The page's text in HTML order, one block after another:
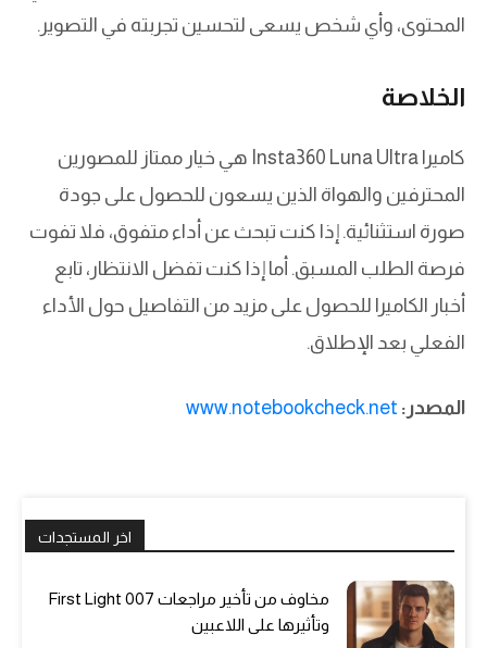
المحتوى، وأي شخص يسعى لتحسين تجربته في التصوير.
الخلاصة
كاميرا Insta360 Luna Ultra هي خيار ممتاز للمصورين
المحترفين والهواة الذين يسعون للحصول على جودة
صورة استثنائية. إذا كنت تبحث عن أداء متفوق، فلا تفوت
فرصة الطلب المسبق. أما إذا كنت تفضل الانتظار، تابع
أخبار الكاميرا للحصول على مزيد من التفاصيل حول الأداء
الفعلي بعد الإطلاق.
المصدر: www.notebookcheck.net
اخر المستجدات
مخاوف من تأخير مراجعات 007 First Light
وتأثيرها على اللاعبين